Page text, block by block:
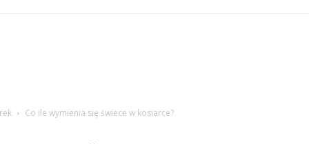
Co ile wymienia się świece w kosiarce?